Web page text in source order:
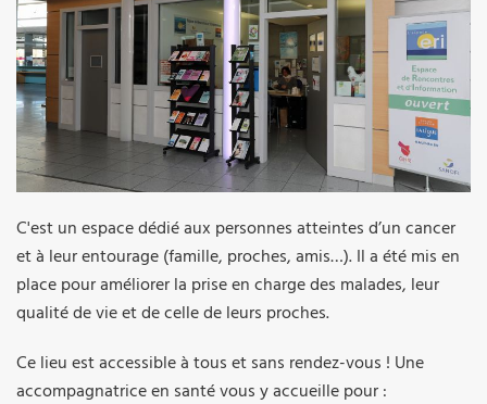
C'est un espace dédié aux personnes atteintes d’un cancer
et à leur entourage (famille, proches, amis…). Il a été mis en
place pour améliorer la prise en charge des malades, leur
qualité de vie et de celle de leurs proches.
Ce lieu est accessible à tous et sans rendez-vous ! Une
accompagnatrice en santé vous y accueille pour :